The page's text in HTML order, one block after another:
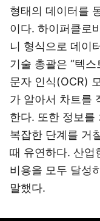
형태의 데이터를
이다. 하이퍼클로
니 형식으로 데이
기술 총괄은 “텍
문자 인식(OCR)
가 알아서 차트를
한다. 또한 정보를
복잡한 단계를 거
때 유연하다. 산업
비용을 모두 달성
말했다.